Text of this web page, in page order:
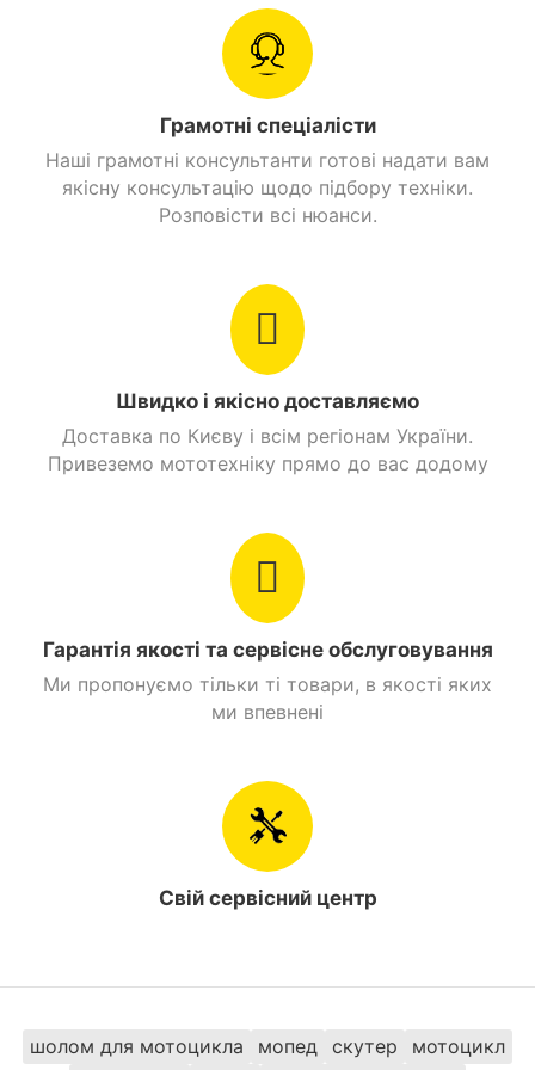
Задній моноамортизатор забезпечує стабільну
Дискові гідравлічні гальма працюють бездоганно
навіть у складних умовах.
Колісна база 1350 мм надає відмінну стійкість.
У щоденному використанні Spark SP300T-1
економічну витрату палива – всього 3,4 л на 100 км.
з багажем. Вага 143 кг робить мотоцикл легким в
130 км./год.
3,4 л/100 км.
Головна передача
Цепная передача
13/42 открытая
Дуплексна,
трубчастий каркас.
14 л.
Мотоцикли 300 куб. см. Ендуро
Мотоцикли 300 куб. см. Spark
Мотоцикли Ендуро Spark
Грамотні спеціалісти
Наші грамотні консультанти готові надати вам
якісну консультацію щодо підбору техніки.
Розповісти всі нюанси.
Швидко і якісно доставляємо
Доставка по Києву і всім регіонам України.
Привеземо мототехніку прямо до вас додому
Гарантія якості та сервісне обслуговування
Ми пропонуємо тільки ті товари, в якості яких
ми впевнені
Свій сервісний центр
шолом для мотоцикла мопед скутер
мотоцикл